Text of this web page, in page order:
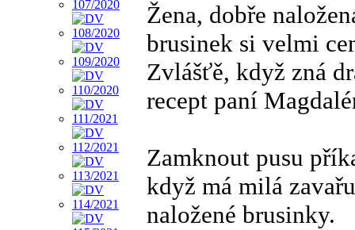
Žena, dobře
brusinek si velmi
Zvlášťě, když zná
recept paní
Zamknout pusu
když má milá
naložené brusinky.